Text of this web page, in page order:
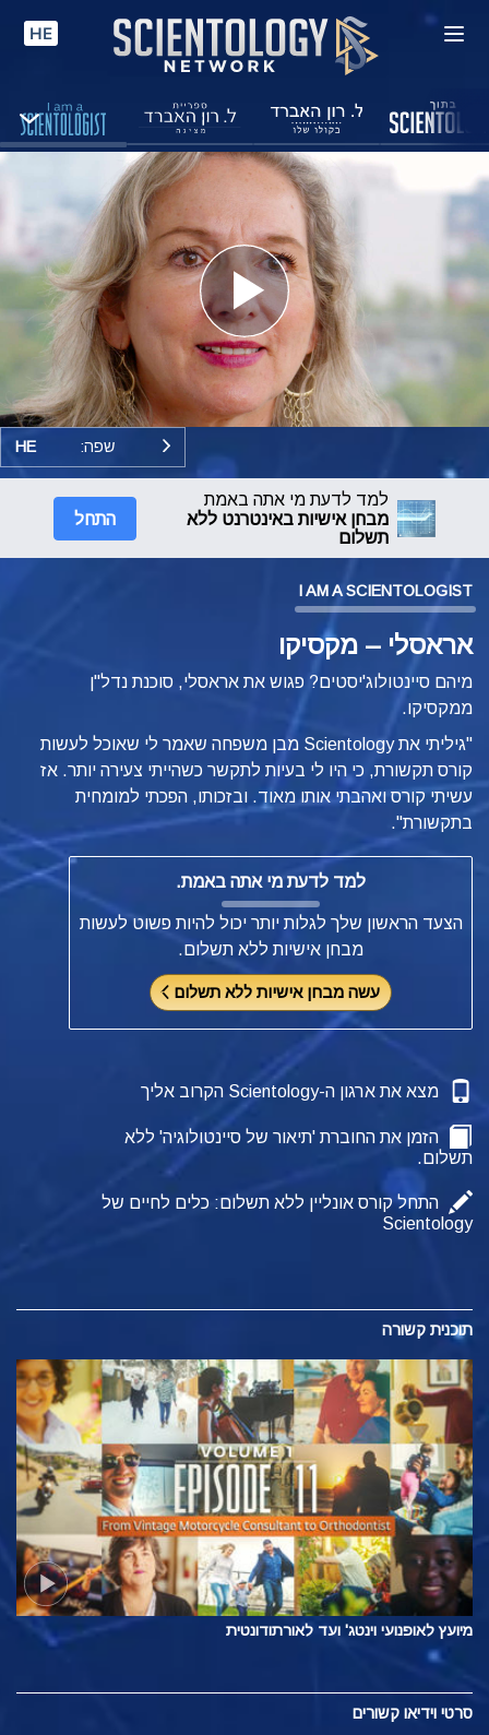
HE
Play
Video
שפה: HE
למד לדעת מי אתה באמת
מבחן אישיות באינטרנט ללא
תשלום
התחל
I AM A SCIENTOLOGIST
אראסלי – מקסיקו
מיהם סיינטולוג'יסטים? פגוש את אראסלי, סוכנת נדל"ן
ממקסיקו.
"גיליתי את Scientology מבן משפחה שאמר לי שאוכל לעשות
קורס תקשורת, כי היו לי בעיות לתקשר כשהייתי צעירה יותר. אז
עשיתי קורס ואהבתי אותו מאוד. ובזכותו, הפכתי למומחית
בתקשורת".
למד לדעת מי אתה באמת.
הצעד הראשון שלך לגלות יותר יכול להיות פשוט לעשות
מבחן אישיות ללא תשלום.
עשה מבחן אישיות ללא תשלום
מצא את ארגון ה-Scientology הקרוב אליך
הזמן את החוברת 'תיאור של סיינטולוגיה' ללא
תשלום.
התחל קורס אונליין ללא תשלום: כלים לחיים של
Scientology
תוכנית קשורה
מיועץ לאופנועי וינטג' ועד לאורתודונטית
סרטי וידיאו קשורים